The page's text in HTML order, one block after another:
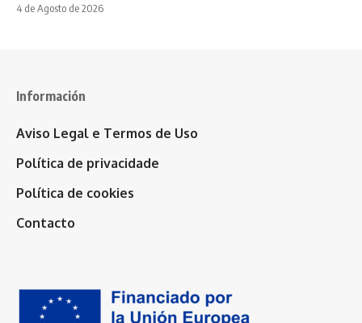
4 de Agosto de 2026
Información
Aviso Legal e Termos de Uso
Política de privacidade
Política de cookies
Contacto